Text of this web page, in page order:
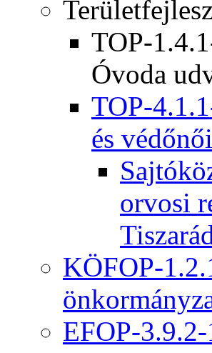
TOP-
Óvoda
TOP-
és
orvosi
KÖFOP-
EFOP-